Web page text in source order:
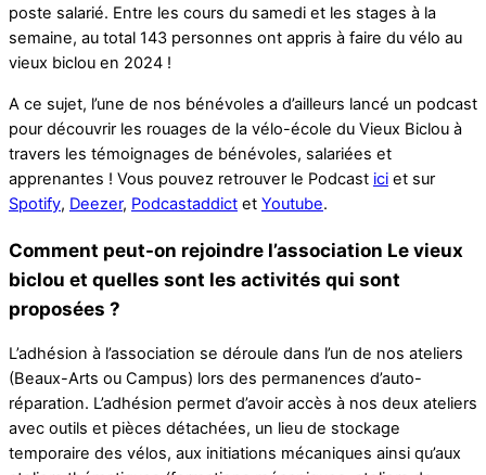
poste salarié. Entre les cours du samedi et les stages à la
semaine, au total 143 personnes ont appris à faire du vélo au
vieux biclou en 2024 !
A ce sujet, l’une de nos bénévoles a d’ailleurs lancé un podcast
pour découvrir les rouages de la vélo-école du Vieux Biclou à
travers les témoignages de bénévoles, salariées et
apprenantes ! Vous pouvez retrouver le Podcast ici et sur
Spotify, Deezer, Podcastaddict et Youtube.
Comment peut-on rejoindre l’association Le vieux
biclou et quelles sont les activités qui sont
proposées ?
L’adhésion à l’association se déroule dans l’un de nos ateliers
(Beaux-Arts ou Campus) lors des permanences d’auto-
réparation. L’adhésion permet d’avoir accès à nos deux ateliers
avec outils et pièces détachées, un lieu de stockage
temporaire des vélos, aux initiations mécaniques ainsi qu’aux